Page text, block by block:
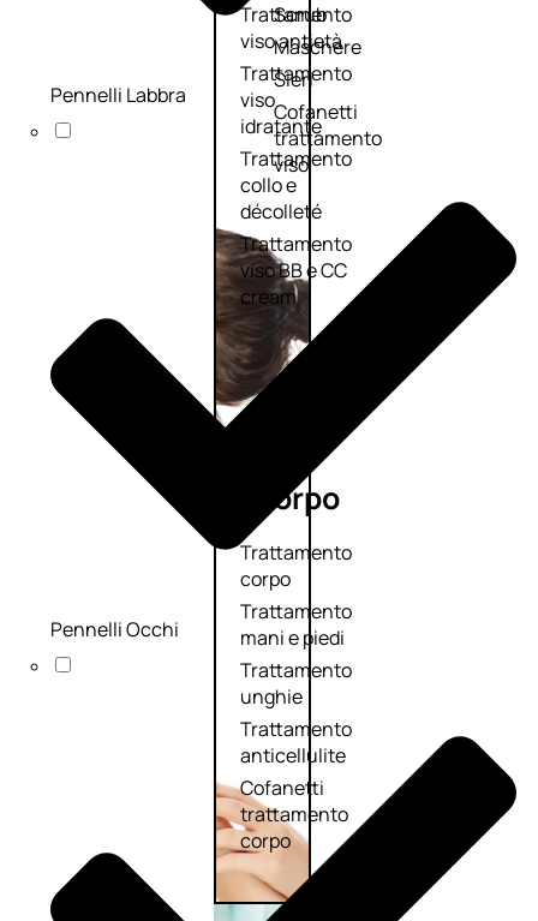
Trattamento
viso antietà
Trattamento
viso
idratante
Trattamento
collo e
décolleté
Trattamento
viso BB e CC
cream
Scrub
Maschere
Sieri
Cofanetti
trattamento
viso
Corpo
Trattamento
corpo
Trattamento
mani e piedi
Trattamento
unghie
Trattamento
anticellulite
Cofanetti
trattamento
corpo
Pennelli Labbra
Pennelli Occhi